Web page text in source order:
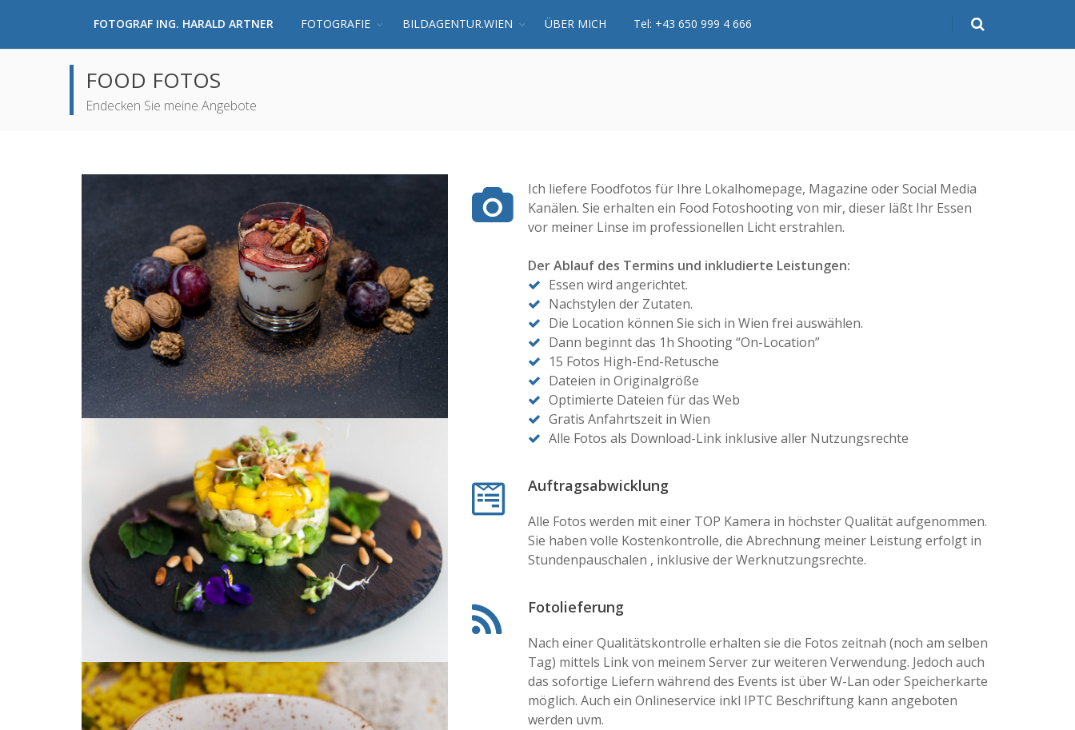
FOTOGRAF ING. HARALD ARTNER FOTOGRAFIE BILDAGENTUR.WIEN ÜBER MICH Tel: +43 650 999 4 666
FOOD FOTOS
Endecken Sie meine Angebote
Ich liefere Foodfotos für Ihre Lokalhomepage, Magazine oder Social Media
Kanälen. Sie erhalten ein Food Fotoshooting von mir, dieser läßt Ihr Essen
vor meiner Linse im professionellen Licht erstrahlen.
Der Ablauf des Termins und inkludierte Leistungen:
Essen wird angerichtet.
Nachstylen der Zutaten.
Die Location können Sie sich in Wien frei auswählen.
Dann beginnt das 1h Shooting “On-Location”
15 Fotos High-End-Retusche
Dateien in Originalgröße
Optimierte Dateien für das Web
Gratis Anfahrtszeit in Wien
Alle Fotos als Download-Link inklusive aller Nutzungsrechte
Auftragsabwicklung
Alle Fotos werden mit einer TOP Kamera in höchster Qualität aufgenommen.
Sie haben volle Kostenkontrolle, die Abrechnung meiner Leistung erfolgt in
Stundenpauschalen , inklusive der Werknutzungsrechte.
Fotolieferung
Nach einer Qualitätskontrolle erhalten sie die Fotos zeitnah (noch am selben
Tag) mittels Link von meinem Server zur weiteren Verwendung. Jedoch auch
das sofortige Liefern während des Events ist über W-Lan oder Speicherkarte
möglich. Auch ein Onlineservice inkl IPTC Beschriftung kann angeboten
werden uvm.